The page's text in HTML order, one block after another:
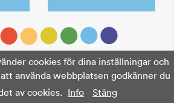
cookies för dina inställningar och
använda webbplatsen godkänner du
av cookies. Info Stäng